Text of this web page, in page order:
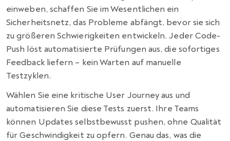
einweben, schaffen Sie im Wesentlichen ein
Sicherheitsnetz, das Probleme abfängt, bevor sie sich
zu größeren Schwierigkeiten entwickeln. Jeder Code-
Push löst automatisierte Prüfungen aus, die sofortiges
Feedback liefern – kein Warten auf manuelle
Testzyklen.
Wählen Sie eine kritische User Journey aus und
automatisieren Sie diese Tests zuerst. Ihre Teams
können Updates selbstbewusst pushen, ohne Qualität
für Geschwindigkeit zu opfern. Genau das, was die